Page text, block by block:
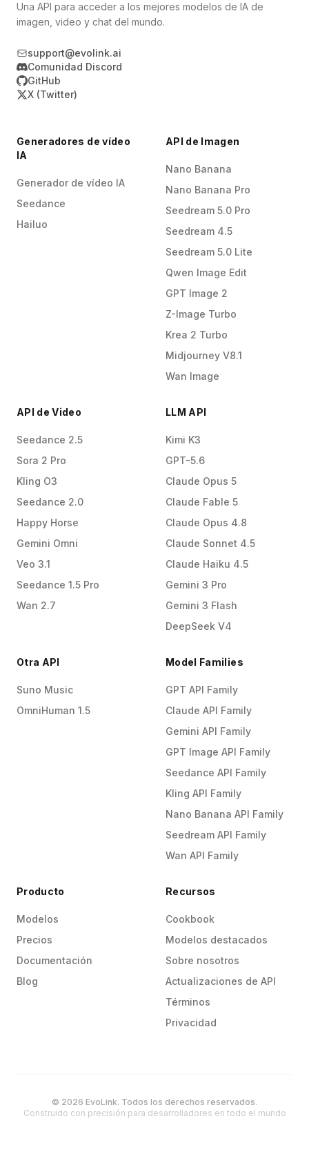
Una API para acceder a los mejores modelos de IA de
imagen, video y chat del mundo.
support@evolink.ai
Comunidad Discord
GitHub
X (Twitter)
Generadores de vídeo
IA
Generador de vídeo IA
Seedance
Hailuo
API de Imagen
Nano Banana
Nano Banana Pro
Seedream 5.0 Pro
Seedream 4.5
Seedream 5.0 Lite
Qwen Image Edit
GPT Image 2
Z-Image Turbo
Krea 2 Turbo
Midjourney V8.1
Wan Image
API de Video
Seedance 2.5
Sora 2 Pro
Kling O3
Seedance 2.0
Happy Horse
Gemini Omni
Veo 3.1
Seedance 1.5 Pro
Wan 2.7
LLM API
Kimi K3
GPT-5.6
Claude Opus 5
Claude Fable 5
Claude Opus 4.8
Claude Sonnet 4.5
Claude Haiku 4.5
Gemini 3 Pro
Gemini 3 Flash
DeepSeek V4
Otra API
Suno Music
OmniHuman 1.5
Model Families
GPT API Family
Claude API Family
Gemini API Family
GPT Image API Family
Seedance API Family
Kling API Family
Nano Banana API Family
Seedream API Family
Wan API Family
Producto
Modelos
Precios
Documentación
Blog
Recursos
Cookbook
Modelos destacados
Sobre nosotros
Actualizaciones de API
Términos
Privacidad
© 2026 EvoLink. Todos los derechos reservados.
Construido con precisión para desarrolladores en todo el mundo